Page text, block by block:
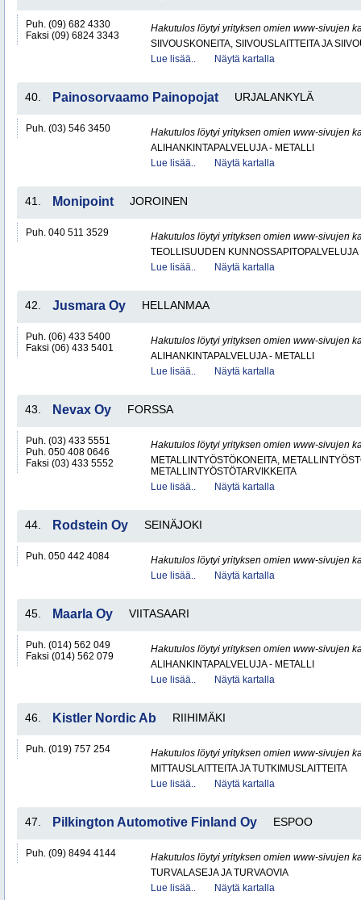
Puh. (09) 682 4330
Faksi (09) 6824 3343
Hakutulos löytyi yrityksen omien www-sivujen
SIIVOUSKONEITA, SIIVOUSLAITTEITA JA
Lue lisää..
Näytä kartalla
40. Painosorvaamo Painopojat URJALANKYLÄ
Puh. (03) 546 3450
Hakutulos löytyi yrityksen omien www-sivujen
ALIHANKINTAPALVELUJA - METALLI
Lue lisää..
Näytä kartalla
41. Monipoint JOROINEN
Puh. 040 511 3529
Hakutulos löytyi yrityksen omien www-sivujen
TEOLLISUUDEN KUNNOSSAPITOPALVELUJA
Lue lisää..
Näytä kartalla
42. Jusmara Oy HELLANMAA
Puh. (06) 433 5400
Faksi (06) 433 5401
Hakutulos löytyi yrityksen omien www-sivujen
ALIHANKINTAPALVELUJA - METALLI
Lue lisää..
Näytä kartalla
43. Nevax Oy FORSSA
Puh. (03) 433 5551
Puh. 050 408 0646
Faksi (03) 433 5552
Hakutulos löytyi yrityksen omien www-sivujen
METALLINTYÖSTÖKONEITA,
METALLINTYÖSTÖTARVIKKEITA
Lue lisää..
Näytä kartalla
44. Rodstein Oy SEINÄJOKI
Puh. 050 442 4084
Hakutulos löytyi yrityksen omien www-sivujen
Lue lisää..
Näytä kartalla
45. Maarla Oy VIITASAARI
Puh. (014) 562 049
Faksi (014) 562 079
Hakutulos löytyi yrityksen omien www-sivujen
ALIHANKINTAPALVELUJA - METALLI
Lue lisää..
Näytä kartalla
46. Kistler Nordic Ab RIIHIMÄKI
Puh. (019) 757 254
Hakutulos löytyi yrityksen omien www-sivujen
MITTAUSLAITTEITA JA TUTKIMUSLAITTEITA
Lue lisää..
Näytä kartalla
47. Pilkington Automotive Finland Oy ESPOO
Puh. (09) 8494 4144
Hakutulos löytyi yrityksen omien www-sivujen
TURVALASEJA JA TURVAOVIA
Lue lisää..
Näytä kartalla